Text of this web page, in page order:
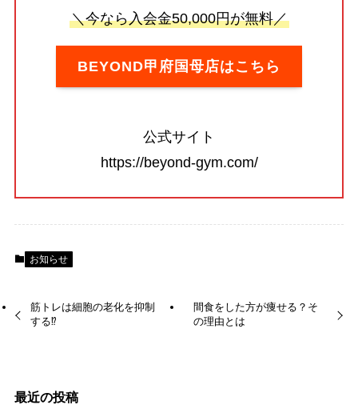
＼今なら入会金50,000円が無料／
BEYOND甲府国母店はこちら
公式サイト
https://beyond-gym.com/
お知らせ
筋トレは細胞の老化を抑制
する⁉︎
間食をした方が痩せる？そ
の理由とは
最近の投稿